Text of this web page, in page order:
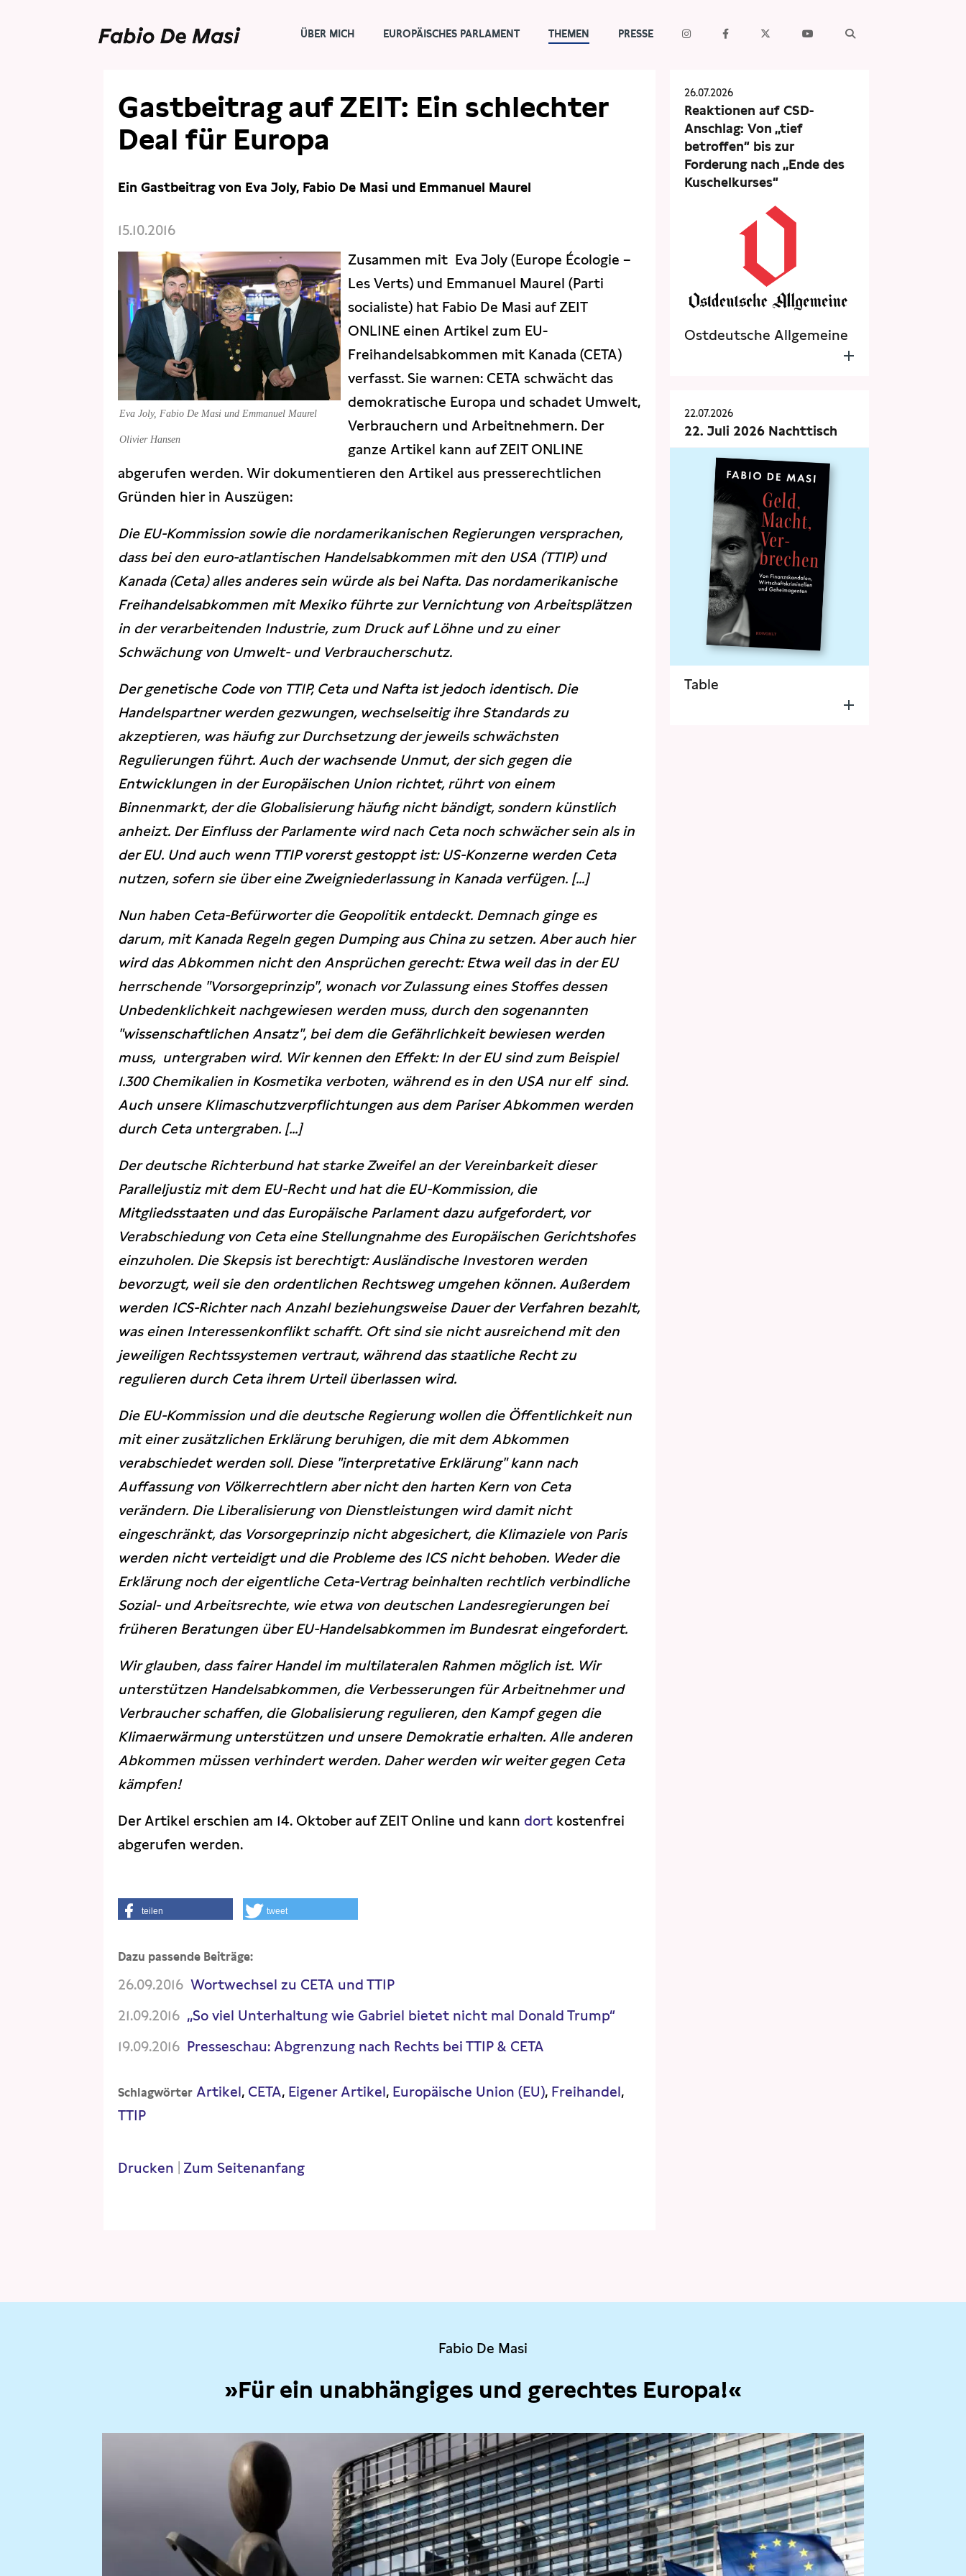
ÜBER MICH EUROPÄISCHES PARLAMENT THEMEN PRESSE
Gastbeitrag auf ZEIT: Ein schlechter
Deal für Europa
Ein Gastbeitrag von Eva Joly, Fabio De Masi und Emmanuel Maurel
15.10.2016
Eva Joly, Fabio De Masi und Emmanuel Maurel
Olivier Hansen
Zusammen mit Eva Joly (Europe Écologie –
Les Verts) und Emmanuel Maurel (Parti
socialiste) hat Fabio De Masi auf ZEIT
ONLINE einen Artikel zum EU-
Freihandelsabkommen mit Kanada (CETA)
verfasst. Sie warnen: CETA schwächt das
demokratische Europa und schadet Umwelt,
Verbrauchern und Arbeitnehmern. Der
ganze Artikel kann auf ZEIT ONLINE
abgerufen werden. Wir dokumentieren den Artikel aus presserechtlichen
Gründen hier in Auszügen:
Die EU-Kommission sowie die nordamerikanischen Regierungen versprachen,
dass bei den euro-atlantischen Handelsabkommen mit den USA (TTIP) und
Kanada (Ceta) alles anderes sein würde als bei Nafta. Das nordamerikanische
Freihandelsabkommen mit Mexiko führte zur Vernichtung von Arbeitsplätzen
in der verarbeitenden Industrie, zum Druck auf Löhne und zu einer
Schwächung von Umwelt- und Verbraucherschutz.
Der genetische Code von TTIP, Ceta und Nafta ist jedoch identisch. Die
Handelspartner werden gezwungen, wechselseitig ihre Standards zu
akzeptieren, was häufig zur Durchsetzung der jeweils schwächsten
Regulierungen führt. Auch der wachsende Unmut, der sich gegen die
Entwicklungen in der Europäischen Union richtet, rührt von einem
Binnenmarkt, der die Globalisierung häufig nicht bändigt, sondern künstlich
anheizt. Der Einfluss der Parlamente wird nach Ceta noch schwächer sein als in
der EU. Und auch wenn TTIP vorerst gestoppt ist: US-Konzerne werden Ceta
nutzen, sofern sie über eine Zweigniederlassung in Kanada verfügen. [...]
Nun haben Ceta-Befürworter die Geopolitik entdeckt. Demnach ginge es
darum, mit Kanada Regeln gegen Dumping aus China zu setzen. Aber auch hier
wird das Abkommen nicht den Ansprüchen gerecht: Etwa weil das in der EU
herrschende "Vorsorgeprinzip", wonach vor Zulassung eines Stoffes dessen
Unbedenklichkeit nachgewiesen werden muss, durch den sogenannten
"wissenschaftlichen Ansatz", bei dem die Gefährlichkeit bewiesen werden
muss, untergraben wird. Wir kennen den Effekt: In der EU sind zum Beispiel
1.300 Chemikalien in Kosmetika verboten, während es in den USA nur elf sind.
Auch unsere Klimaschutzverpflichtungen aus dem Pariser Abkommen werden
durch Ceta untergraben. [...]
Der deutsche Richterbund hat starke Zweifel an der Vereinbarkeit dieser
Paralleljustiz mit dem EU-Recht und hat die EU-Kommission, die
Mitgliedsstaaten und das Europäische Parlament dazu aufgefordert, vor
Verabschiedung von Ceta eine Stellungnahme des Europäischen Gerichtshofes
einzuholen. Die Skepsis ist berechtigt: Ausländische Investoren werden
bevorzugt, weil sie den ordentlichen Rechtsweg umgehen können. Außerdem
werden ICS-Richter nach Anzahl beziehungsweise Dauer der Verfahren bezahlt,
was einen Interessenkonflikt schafft. Oft sind sie nicht ausreichend mit den
jeweiligen Rechtssystemen vertraut, während das staatliche Recht zu
regulieren durch Ceta ihrem Urteil überlassen wird.
Die EU-Kommission und die deutsche Regierung wollen die Öffentlichkeit nun
mit einer zusätzlichen Erklärung beruhigen, die mit dem Abkommen
verabschiedet werden soll. Diese "interpretative Erklärung" kann nach
Auffassung von Völkerrechtlern aber nicht den harten Kern von Ceta
verändern. Die Liberalisierung von Dienstleistungen wird damit nicht
eingeschränkt, das Vorsorgeprinzip nicht abgesichert, die Klimaziele von Paris
werden nicht verteidigt und die Probleme des ICS nicht behoben. Weder die
Erklärung noch der eigentliche Ceta-Vertrag beinhalten rechtlich verbindliche
Sozial- und Arbeitsrechte, wie etwa von deutschen Landesregierungen bei
früheren Beratungen über EU-Handelsabkommen im Bundesrat eingefordert.
Wir glauben, dass fairer Handel im multilateralen Rahmen möglich ist. Wir
unterstützen Handelsabkommen, die Verbesserungen für Arbeitnehmer und
Verbraucher schaffen, die Globalisierung regulieren, den Kampf gegen die
Klimaerwärmung unterstützen und unsere Demokratie erhalten. Alle anderen
Abkommen müssen verhindert werden. Daher werden wir weiter gegen Ceta
kämpfen!
Der Artikel erschien am 14. Oktober auf ZEIT Online und kanndort kostenfrei
abgerufen werden.
teilen tweet
Dazu passende Beiträge:
26.09.2016 Wortwechsel zu CETA und TTIP
21.09.2016 „So viel Unterhaltung wie Gabriel bietet nicht mal Donald Trump“
19.09.2016 Presseschau: Abgrenzung nach Rechts bei TTIP & CETA
Schlagwörter Artikel CETA Eigener Artikel Europäische Union (EU) Freihandel
TTIP
Drucken Zum Seitenanfang
26.07.2026
Reaktionen auf CSD-
Anschlag: Von „tief
betroffen“ bis zur
Forderung nach „Ende des
Kuschelkurses“
Ostdeutsche Allgemeine
22.07.2026
22. Juli 2026 Nachttisch
Table
Fabio De Masi
»Für ein unabhängiges und gerechtes Europa!«